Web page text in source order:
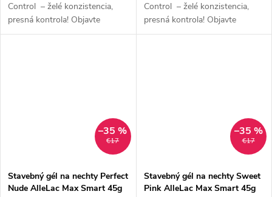
Control – želé konzistencia,
presná kontrola! Objavte
tvrdý stavebný gél s hustou,
Control – želé konzistencia,
presná kontrola! Objavte
tvrdý stavebný gél s hustou,
€17
–35 %
Stavebný gél na nechty Perfect
Nude AlleLac Max Smart 45g
€17
–35 %
Stavebný gél na nechty Sweet
Pink AlleLac Max Smart 45g